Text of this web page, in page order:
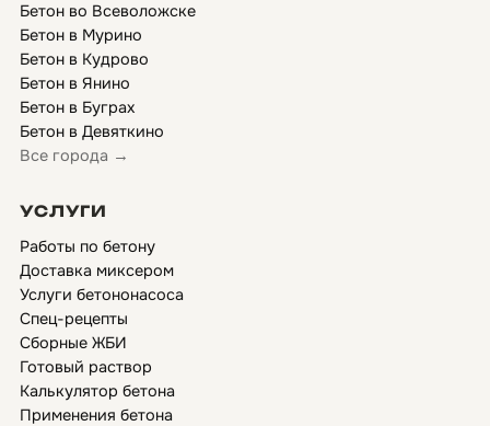
Бетон во Всеволожске
Бетон в Мурино
Бетон в Кудрово
Бетон в Янино
Бетон в Буграх
Бетон в Девяткино
Все города →
УСЛУГИ
Работы по бетону
Доставка миксером
Услуги бетононасоса
Спец-рецепты
Сборные ЖБИ
Готовый раствор
Калькулятор бетона
Применения бетона